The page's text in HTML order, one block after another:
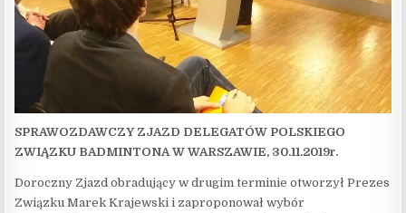
SPRAWOZDAWCZY ZJAZD DELEGATÓW POLSKIEGO
ZWIĄZKU BADMINTONA W WARSZAWIE, 30.11.2019r.
Doroczny Zjazd obradujący w drugim terminie otworzył Prezes
Związku Marek Krajewski i zaproponował wybór